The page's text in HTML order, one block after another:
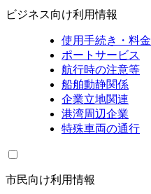
ビジネス向け利用情報
使用手続き・料金
ポートサービス
航行時の注意等
船舶動静関係
企業立地関連
港湾周辺企業
特殊車両の通行
市民向け利用情報